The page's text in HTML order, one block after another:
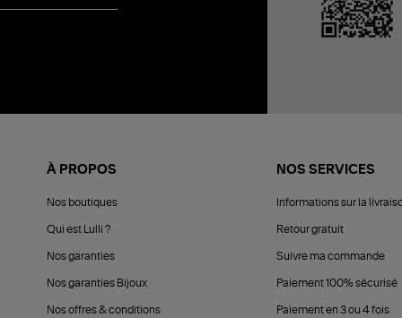
À PROPOS
Nos boutiques
Qui est Lulli ?
Nos garanties
Nos garanties Bijoux
Nos offres & conditions
NOS SERVICES
Informations sur la
Retour gratuit
Suivre ma commande
Paiement 100% sécurisé
Paiement en 3 ou 4 fois